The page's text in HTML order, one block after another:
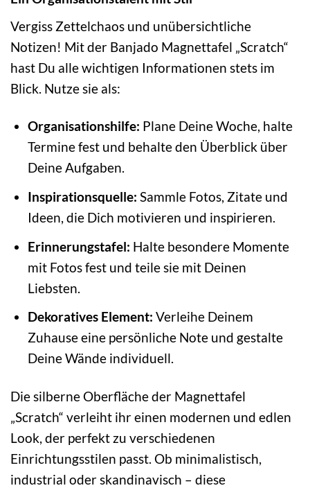
Vergiss Zettelchaos und unübersichtliche
Notizen! Mit der Banjado Magnettafel „Scratch“
hast Du alle wichtigen Informationen stets im
Blick. Nutze sie als:
Organisationshilfe: Plane Deine Woche, halte
Termine fest und behalte den Überblick über
Deine Aufgaben.
Inspirationsquelle: Sammle Fotos, Zitate und
Ideen, die Dich motivieren und inspirieren.
Erinnerungstafel: Halte besondere Momente
mit Fotos fest und teile sie mit Deinen
Liebsten.
Dekoratives Element: Verleihe Deinem
Zuhause eine persönliche Note und gestalte
Deine Wände individuell.
Die silberne Oberfläche der Magnettafel
„Scratch“ verleiht ihr einen modernen und edlen
Look, der perfekt zu verschiedenen
Einrichtungsstilen passt. Ob minimalistisch,
industrial oder skandinavisch – diese